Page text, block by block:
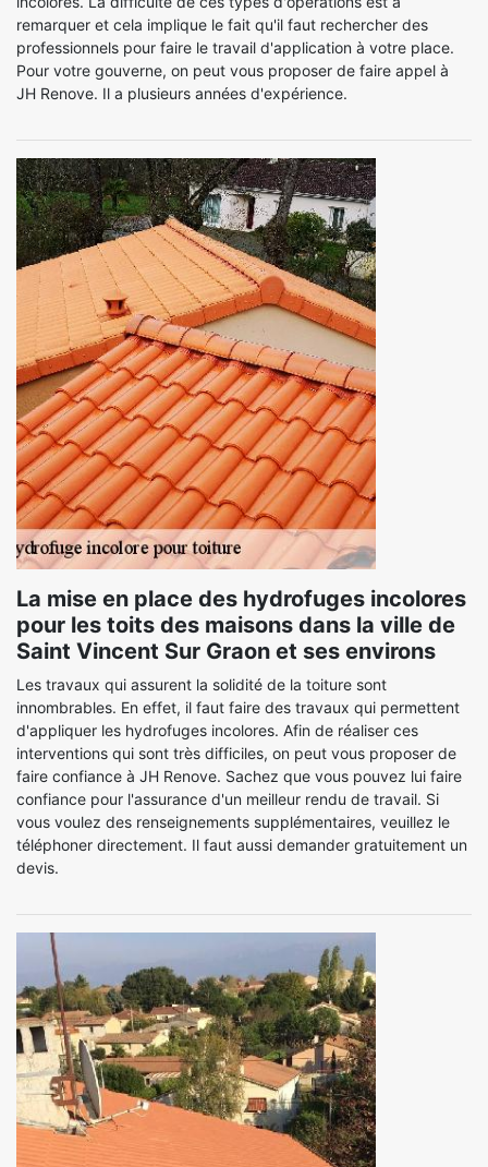
remarquer et cela implique le fait qu'il faut rechercher des
professionnels pour faire le travail d'application à votre place.
Pour votre gouverne, on peut vous proposer de faire appel à
JH Renove. Il a plusieurs années d'expérience.
La mise en place des hydrofuges incolores
pour les toits des maisons dans la ville de
Saint Vincent Sur Graon et ses environs
Les travaux qui assurent la solidité de la toiture sont
innombrables. En effet, il faut faire des travaux qui permettent
d'appliquer les hydrofuges incolores. Afin de réaliser ces
interventions qui sont très difficiles, on peut vous proposer de
faire confiance à JH Renove. Sachez que vous pouvez lui faire
confiance pour l'assurance d'un meilleur rendu de travail. Si
vous voulez des renseignements supplémentaires, veuillez le
téléphoner directement. Il faut aussi demander gratuitement un
devis.